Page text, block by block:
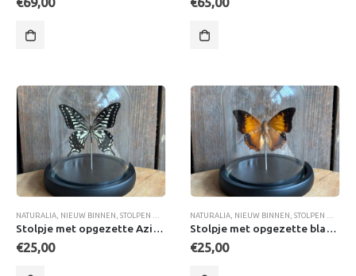
NATURALIA, NIEUW BINNEN, STOLPEN MET VLINDERS
Stolpje met opgezette Aziatische zwaluwstaart vlinder
€25,00
NATURALIA, NIEUW BINNEN, STOLPEN MET VLINDERS
Stolpje met opgezette black bordered charaxes vlinder
€25,00